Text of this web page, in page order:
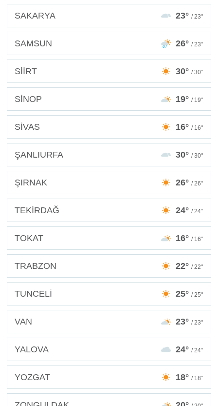
SAKARYA 23° / 23°
SAMSUN 26° / 23°
SİİRT 30° / 30°
SİNOP 19° / 19°
SİVAS 16° / 16°
ŞANLIURFA 30° / 30°
ŞIRNAK 26° / 26°
TEKİRDAĞ 24° / 24°
TOKAT 16° / 16°
TRABZON 22° / 22°
TUNCELİ 25° / 25°
VAN 23° / 23°
YALOVA 24° / 24°
YOZGAT 18° / 18°